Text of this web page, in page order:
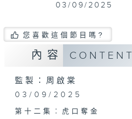
03/09/2025
您喜歡這個節目嗎?
內容 CONTENT
監製：周啟棠
03/09/2025
第十二集︰虎口奪金